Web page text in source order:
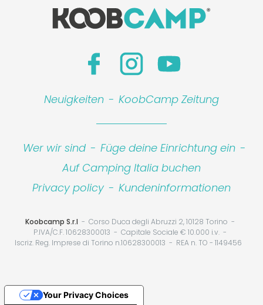
Neuigkeiten - KoobCamp Zeitung
Wer wir sind - Füge deine Einrichtung ein -
Auf Camping Italia buchen
Privacy policy - Kundeninformationen
Koobcamp S.r.l
Corso Duca degli Abruzzi 2, 10128 Torino
P.IVA/C.F. 10628300013
Capitale Sociale € 10.000 i.v.
Iscriz. Reg. Imprese di Torino n.10628300013
REA n. TO - 1149456
Your Privacy Choices